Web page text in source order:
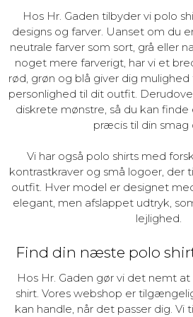
Hos Hr. Gaden tilbyder vi polo
designs og farver. Uanset om du
neutrale farver som sort, grå eller
noget mere farverigt, har vi et
rød, grøn og blå giver dig
personlighed til dit outfit.
diskrete mønstre, så du kan
præcis til din smag
Vi har også polo shirts med
kontrastkraver og små logoer, der
outfit. Hver model er designet
elegant, men afslappet udtryk,
lejlighed.
Find din næste polo
Hos Hr. Gaden gør vi det nemt
shirt. Vores webshop er
kan handle, når det passer dig. Vi